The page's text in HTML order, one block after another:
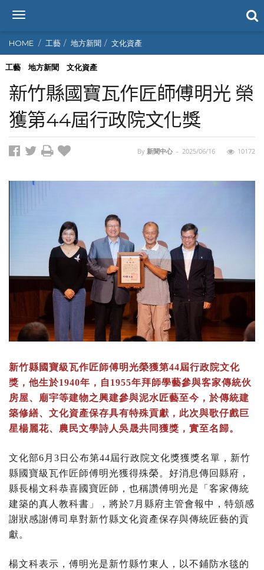
T
g
g
l
n
a
v
i
g
HOME 工藝 地方新聞 文化資產
工藝 地方新聞 文化資產
新竹縣國寶瓦作匠師傅明光 榮
獲第44屆行政院文化獎
By 新聞中心 - 2025/06/16 10172
新竹縣國寶級瓦作匠師傅明光榮獲第44屆行政院文化
獎，他生於1940年，自1955年拜師學藝參與客家傳統伙
房屋、廟宇等建物之興建參與泥水匠藝至今，於傳統建
築修繕、文化資產保存具有特殊貢獻，此次與歌仔戲巨
星楊麗花、農民文學詩人吳晟共同獲獎，實至名歸。
文化部6月3日公布第44屆行政院文化獎獲獎名單，新竹
縣國寶級瓦作匠師傅明光獲得殊榮。好消息傳回縣府，
縣長楊文科恭喜國寶匠師，也稱讚傅明光是「客家傳統
建築的真人教科書」，將於7月縣府主管會報中，特頒感
謝狀感謝傅司阜對新竹縣文化資產保存與傳統匠藝的貢
獻。
楊文科表示，傅明光是新竹縣竹東人，以不鋪防水毯的